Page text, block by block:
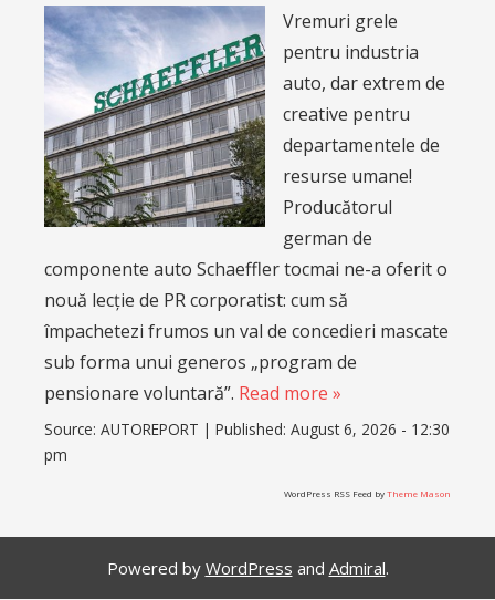
Vremuri grele
pentru industria
auto, dar extrem de
creative pentru
departamentele de
resurse umane!
Producătorul
german de
componente auto Schaeffler tocmai ne-a oferit o
nouă lecție de PR corporatist: cum să
împachetezi frumos un val de concedieri mascate
sub forma unui generos „program de
pensionare voluntară”. Read more »
Source: AUTOREPORT | Published: August 6, 2026 - 12:30
pm
WordPress RSS Feed byTheme Mason
Powered by WordPress and Admiral.